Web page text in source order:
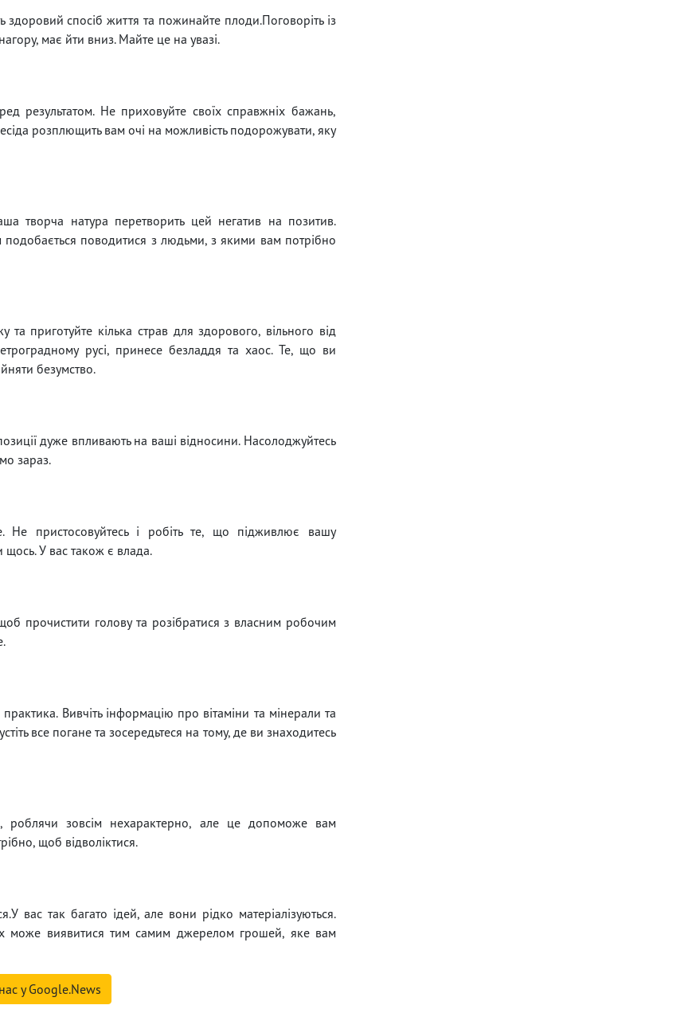
здоровий спосіб життя та пожинайте плоди.Поговоріть із
має йти вниз. Майте це на увазі.
результатом. Не приховуйте своїх справжніх бажань,
розплющить вам очі на можливість подорожувати, яку
творча натура перетворить цей негатив на позитив.
подобається поводитися з людьми, з якими вам потрібно
приготуйте кілька страв для здорового, вільного від
русі, принесе безладдя та хаос. Те, що ви
безумство.
дуже впливають на ваші відносини. Насолоджуйтесь
зараз.
Не пристосовуйтесь і робіть те, що підживлює вашу
щось. У вас також є влада.
прочистити голову та розібратися з власним робочим
Вивчіть інформацію про вітаміни та мінерали та
все погане та зосередьтеся на тому, де ви знаходитесь
зовсім нехарактерно, але це допоможе вам
щоб відволіктися.
вас так багато ідей, але вони рідко матеріалізуються.
може виявитися тим самим джерелом грошей, яке вам
у Google.News